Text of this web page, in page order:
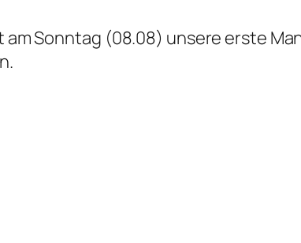
am Sonntag (08.08) unsere erste